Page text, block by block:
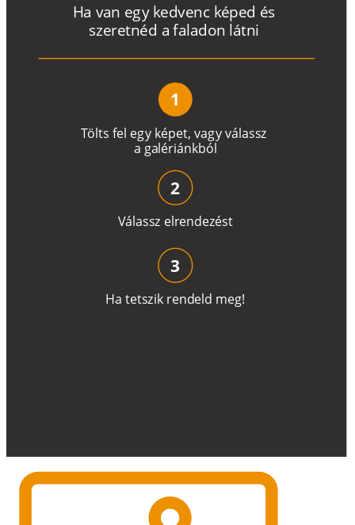
Tölts fel egy képet, vagyválassz
a galériánkból
Ha van egy kedvenc képed és
szeretnéd a faladon látni
1
Válassz elrendezést
2
Ha tetszik rendeld meg!
3